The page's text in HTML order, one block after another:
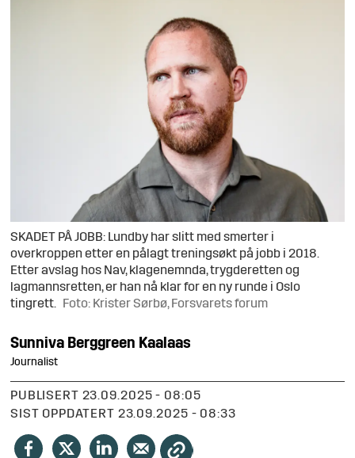
SKADET PÅ JOBB: Lundby har slitt med smerter i
overkroppen etter en pålagt treningsøkt på jobb i 2018.
Etter avslag hos Nav, klagenemnda, trygderetten og
lagmannsretten, er han nå klar for en ny runde i Oslo
tingrett.
Foto: Krister Sørbø, Forsvarets forum
Sunniva Berggreen Kaalaas
Journalist
PUBLISERT
23.09.2025 - 08:05
SIST OPPDATERT
23.09.2025 - 08:33